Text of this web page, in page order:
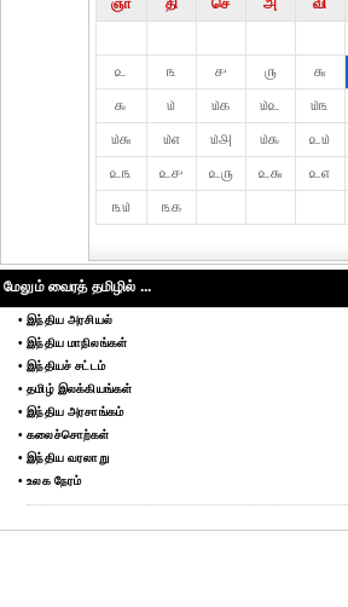
ஞா தி் செ அ வி
௨
௩ ௪ ௫ ௬
௯
௰ ௰௧ ௰௨ ௰௩
௰௬
௰௭ ௰௮ ௰௯ ௨௰
௨௩
௨௪ ௨௫ ௨௬ ௨௭
௩௰
௩௧
மேலும் வைரத் தமிழில் ...
• இந்திய அரசியல்
• இந்திய மாநிலங்கள்
• இந்தியச் சட்டம்
• தமிழ் இலக்கியங்கள்
• இந்திய அரசாங்கம்
• கலைச்சொற்கள்
• இந்திய வரலாறு
• உலக நேரம்